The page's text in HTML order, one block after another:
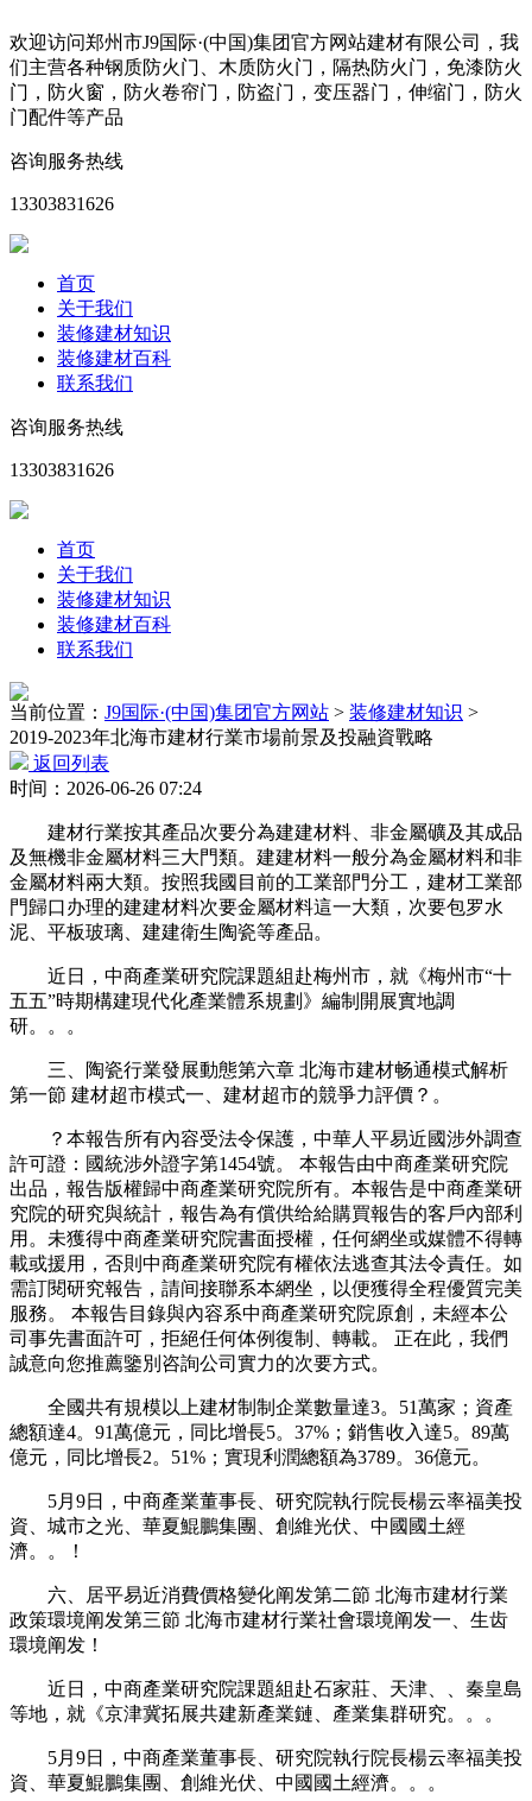
欢迎访问郑州市J9国际·(中国)集团官方网站建材有限公司，我
们主营各种钢质防火门、木质防火门，隔热防火门，免漆防火
门，防火窗，防火卷帘门，防盗门，变压器门，伸缩门，防火
门配件等产品
咨询服务热线
13303831626
首页
关于我们
装修建材知识
装修建材百科
联系我们
咨询服务热线
13303831626
首页
关于我们
装修建材知识
装修建材百科
联系我们
当前位置： J9国际·(中国)集团官方网站 > 装修建材知识 >
2019-2023年北海市建材行業市場前景及投融資戰略
返回列表
时间：2026-06-26 07:24
建材行業按其產品次要分為建建材料、非金屬礦及其成品
及無機非金屬材料三大門類。建建材料一般分為金屬材料和非
金屬材料兩大類。按照我國目前的工業部門分工，建材工業部
門歸口办理的建建材料次要金屬材料這一大類，次要包罗水
泥、平板玻璃、建建衛生陶瓷等產品。
近日，中商產業研究院課題組赴梅州市，就《梅州市“十
五五”時期構建現代化產業體系規劃》編制開展實地調
研。。。
三、陶瓷行業發展動態第六章 北海市建材畅通模式解析
第一節 建材超市模式一、建材超市的競爭力評價？。
？本報告所有內容受法令保護，中華人平易近國涉外調查
許可證：國統涉外證字第1454號。 本報告由中商產業研究院
出品，報告版權歸中商產業研究院所有。本報告是中商產業研
究院的研究與統計，報告為有償供给給購買報告的客戶內部利
用。未獲得中商產業研究院書面授權，任何網坐或媒體不得轉
載或援用，否則中商產業研究院有權依法逃查其法令責任。如
需訂閱研究報告，請间接聯系本網坐，以便獲得全程優質完美
服務。 本報告目錄與內容系中商產業研究院原創，未經本公
司事先書面許可，拒絕任何体例復制、轉載。 正在此，我們
誠意向您推薦鑒別咨詢公司實力的次要方式。
全國共有規模以上建材制制企業數量達3。51萬家；資產
總額達4。91萬億元，同比增長5。37%；銷售收入達5。89萬
億元，同比增長2。51%；實現利潤總額為3789。36億元。
5月9日，中商產業董事長、研究院執行院長楊云率福美投
資、城市之光、華夏鯤鵬集團、創維光伏、中國國土經
濟。。！
六、居平易近消費價格變化阐发第二節 北海市建材行業
政策環境阐发第三節 北海市建材行業社會環境阐发一、生齿
環境阐发！
近日，中商產業研究院課題組赴石家莊、天津、、秦皇島
等地，就《京津冀拓展共建新產業鏈、產業集群研究。。。
5月9日，中商產業董事長、研究院執行院長楊云率福美投
資、華夏鯤鵬集團、創維光伏、中國國土經濟。。。